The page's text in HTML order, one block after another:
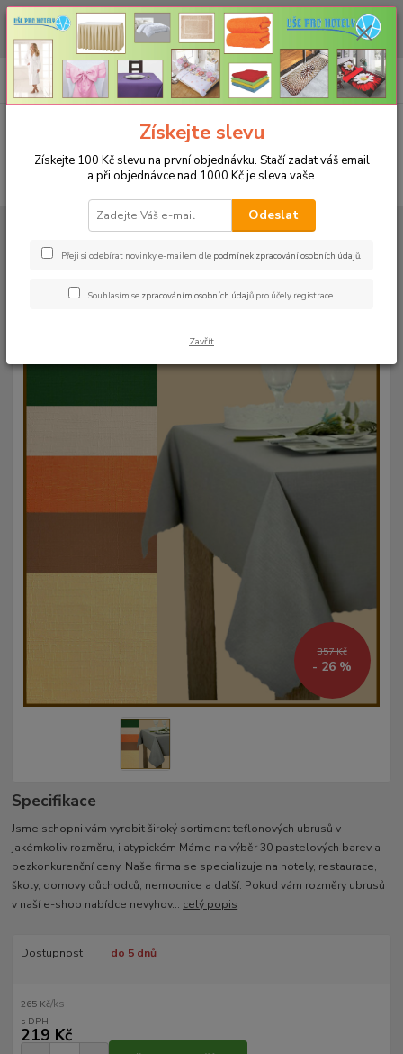
CHCETE NAKOUPIT VĚTŠÍ MNOŽSTVÍ NAŠICH PRODUKTŮ ZA LEPŠÍ
CENU? Klikněte ZDE
CZK
+420 773 794 023
Pondělí-pátek 9-16 hodin
0ks
za0 Kč
UBRUSY
Teflonové ubrusy jednobarevné s vodoodpudivou úpravou
Teflonový ubrus 120x160cm -
šedý 101
357 Kč
- 26 %
Specifikace
Jsme schopni vám vyrobit široký sortiment teflonových ubrusů v
jakémkoliv rozměru, i atypickém Máme na výběr 30 pastelových barev a
bezkonkurenční ceny. Naše firma se specializuje na hotely, restaurace,
školy, domovy důchodců, nemocnice a další. Pokud vám rozměry ubrusů
v naší e-shop nabídce nevyhov... celý popis
Dostupnost do 5 dnů
265 Kč/ks
219 Kč
Získejte slevu
Získejte 100 Kč slevu na první objednávku. Stačí zadat váš email
a při objednávce nad 1000 Kč je sleva vaše.
Odeslat
Přeji si odebírat novinky e-mailem dle podmínek zpracování osobních údajů.
Souhlasím se zpracováním osobních údajů pro účely registrace.
Zavřít